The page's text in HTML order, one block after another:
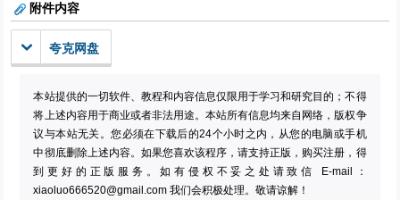
附件内容
夸克网盘
本站提供的一切软件、教程和内容信息仅限用于学习和研究目的；不得
将上述内容用于商业或者非法用途。本站所有信息均来自网络，版权争
议与本站无关。您必须在下载后的24个小时之内，从您的电脑或手机
中彻底删除上述内容。如果您喜欢该程序，请支持正版，购买注册，得
到更好的正版服务。如有侵权不妥之处请致信 E-mail：
xiaoluo666520@gmail.com 我们会积极处理。敬请谅解！